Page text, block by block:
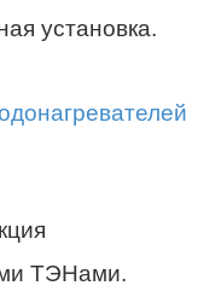
установка.
ТЭНами.